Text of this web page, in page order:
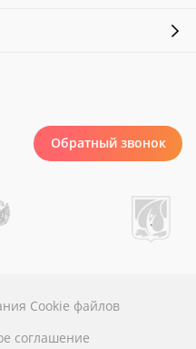
Обратный звонок
соглашение
Cookie файлов